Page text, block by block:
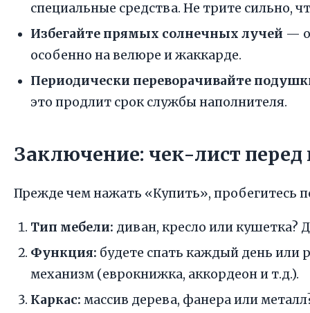
специальные средства. Не трите сильно,
Избегайте прямых солнечных лучей —
особенно на велюре и жаккарде.
Периодически переворачивайте
это продлит срок службы наполнителя.
Заключение: чек-лист перед
Прежде чем нажать «Купить», пробегитесь
Тип мебели: диван, кресло или кушетка?
Функция: будете спать каждый день или
механизм (еврокнижка, аккордеон и т.д.).
Каркас: массив дерева, фанера или